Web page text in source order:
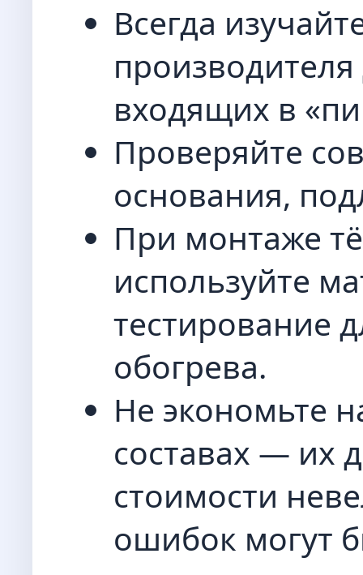
Всегда
входящих в
Проверяйте
основания,
При монтаже
используйте
тестирование
обогрева.
Не экономьте
составах — их
стоимости
ошибок могут